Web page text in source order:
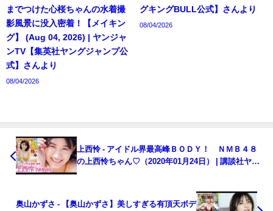
までつけた心桜ちゃんの水着撮
影風景に没入密着！【メイキン
グ】 (Aug 04, 2026) | ヤンジャ
ンTV【集英社ヤングジャンプ公
式】さんより
08/04/2026
グキングBULL公式】さんより
08/04/2026
上西怜 - アイドル界最高峰ＢＯＤＹ！ ＮＭＢ４８
の上西怜ちゃん♡（2020年01月24日） | 講談社ヤン
奥山かずさ - 【奥山かずさ】美しすぎる有頂天ボデ